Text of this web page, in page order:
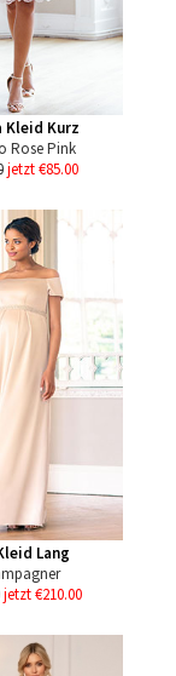
Kleid Kurz
Rose Pink
jetzt €85.00
Lang
jetzt €210.00